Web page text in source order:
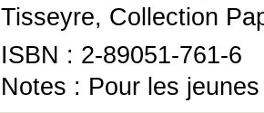
Tisseyre, Collection
ISBN : 2-89051-761-6
Notes : Pour les